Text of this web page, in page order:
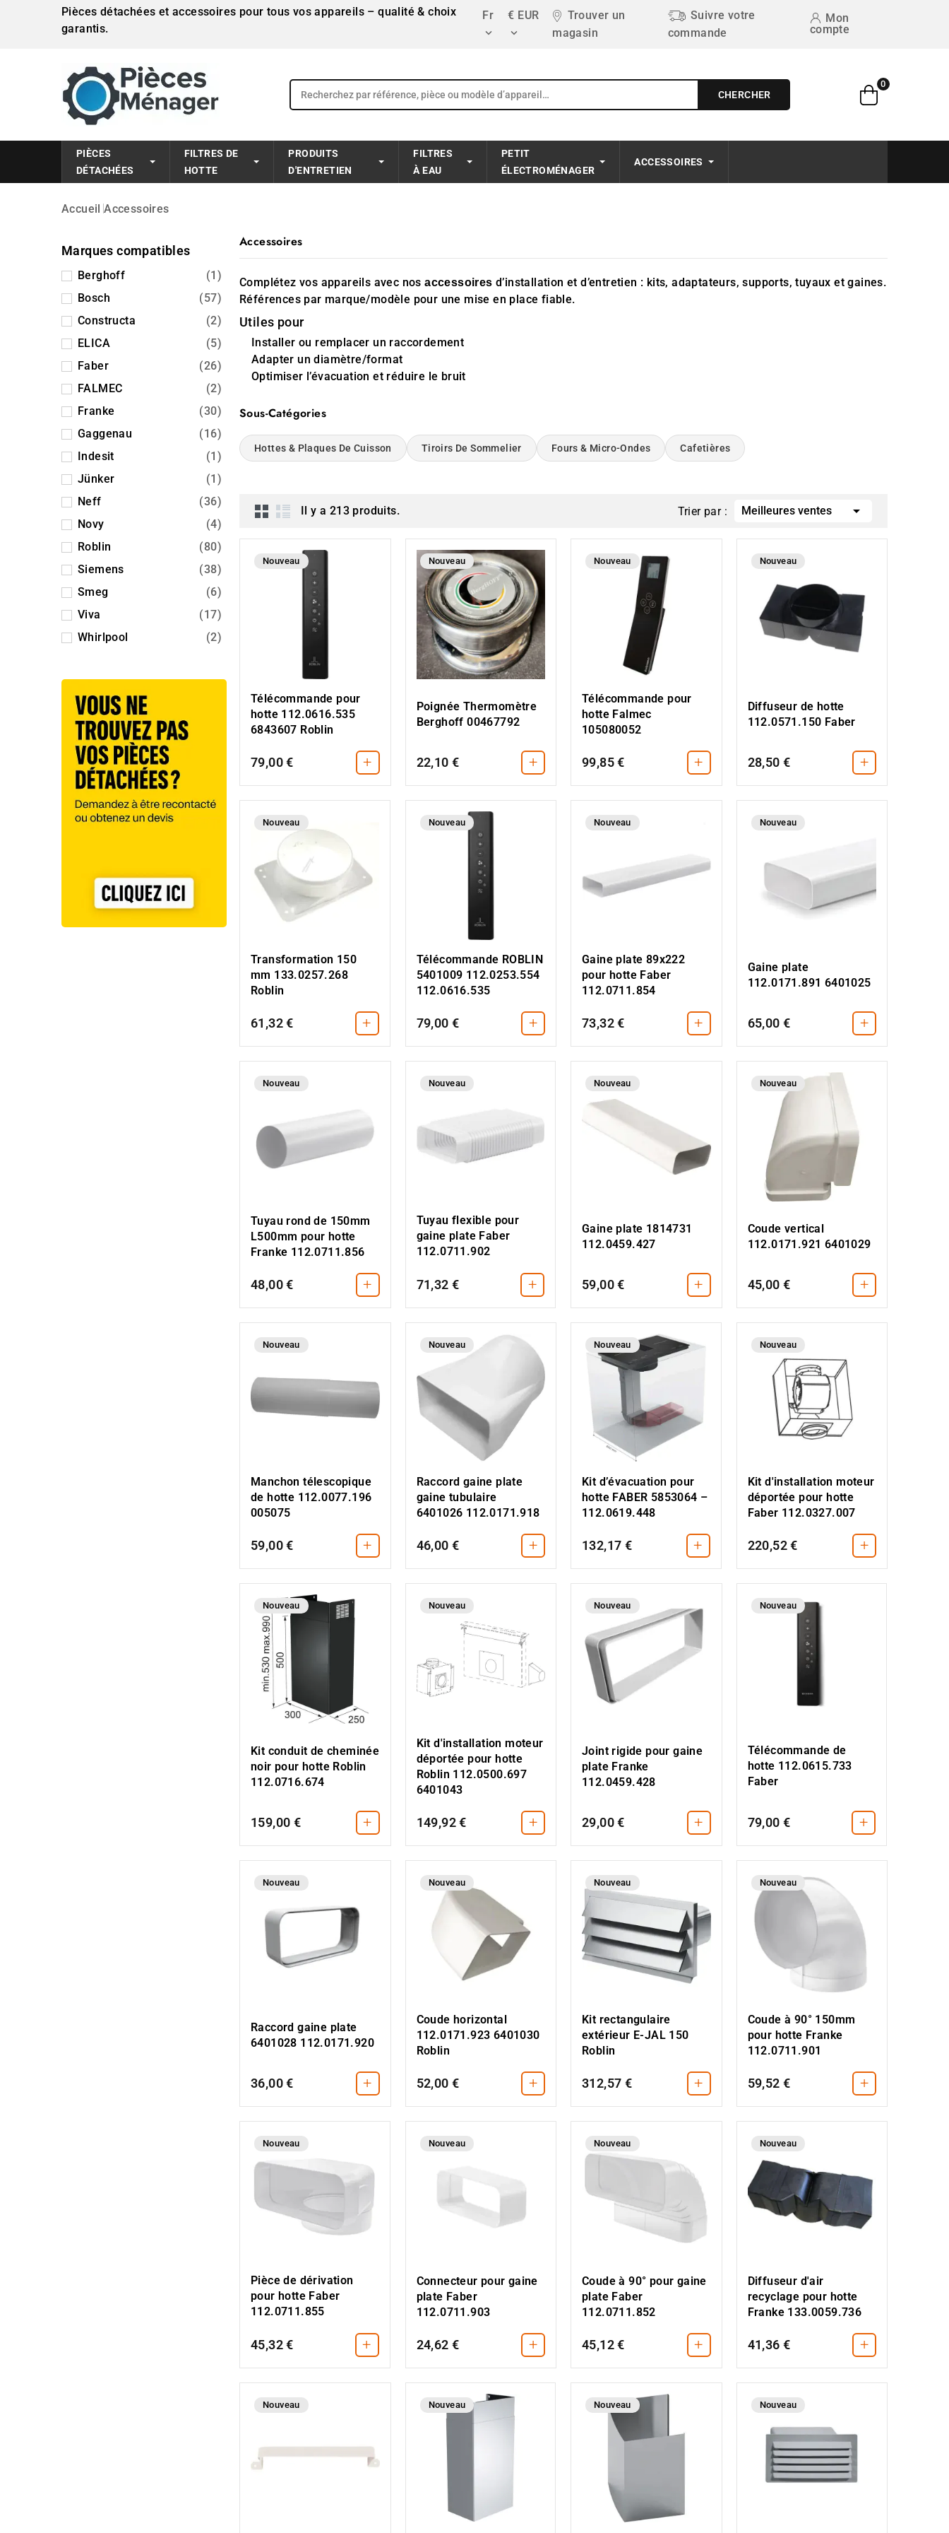
Pièces détachées et accessoires pour tous vos appareils – qualité & choix
garantis.
Fr

€ EUR

Trouver un
magasin
Suivre votre
commande
Mon
compte
CHERCHER
0
PIÈCES
DÉTACHÉES
FILTRES DE
HOTTE
PRODUITS
D'ENTRETIEN
FILTRES
À EAU
PETIT
ÉLECTROMÉNAGER
ACCESSOIRES
Accueil Accessoires
Marques compatibles
Berghoff
(1)
Bosch
(57)
Constructa
(2)
ELICA
(5)
Faber
(26)
FALMEC
(2)
Franke
(30)
Gaggenau
(16)
Indesit
(1)
Jünker
(1)
Neff
(36)
Novy
(4)
Roblin
(80)
Siemens
(38)
Smeg
(6)
Viva
(17)
Whirlpool
(2)
Accessoires
Complétez vos appareils avec nosaccessoires d’installation et d’entretien : kits, adaptateurs, supports, tuyaux et gaines.
Références par marque/modèle pour une mise en place fiable.
Utiles pour
Installer ou remplacer un raccordement
Adapter un diamètre/format
Optimiser l’évacuation et réduire le bruit
Sous-Catégories
Hottes & Plaques De Cuisson Tiroirs De Sommelier Fours & Micro-Ondes Cafetières
Il y a 213 produits. Trier par : Meilleures ventes 
Nouveau
Télécommande pour
hotte 112.0616.535
6843607 Roblin
79,00 € +
Nouveau
Poignée Thermomètre
Berghoff 00467792
22,10 € +
Nouveau
Télécommande pour
hotte Falmec
105080052
99,85 € +
Nouveau
Diffuseur de hotte
112.0571.150 Faber
28,50 € +
Nouveau
Transformation 150
mm 133.0257.268
Roblin
61,32 € +
Nouveau
Télécommande ROBLIN
5401009 112.0253.554
112.0616.535
79,00 € +
Nouveau
Gaine plate 89x222
pour hotte Faber
112.0711.854
73,32 € +
Nouveau
Gaine plate
112.0171.891 6401025
65,00 € +
Nouveau
Tuyau rond de 150mm
L500mm pour hotte
Franke 112.0711.856
48,00 € +
Nouveau
Tuyau flexible pour
gaine plate Faber
112.0711.902
71,32 € +
Nouveau
Gaine plate 1814731
112.0459.427
59,00 € +
Nouveau
Coude vertical
112.0171.921 6401029
45,00 € +
Nouveau
Manchon télescopique
de hotte 112.0077.196
005075
59,00 € +
Nouveau
Raccord gaine plate
gaine tubulaire
6401026 112.0171.918
46,00 € +
Nouveau
Kit d’évacuation pour
hotte FABER 5853064 –
112.0619.448
132,17 € +
Nouveau
Kit d'installation moteur
déportée pour hotte
Faber 112.0327.007
220,52 € +
Nouveau
Kit conduit de cheminée
noir pour hotte Roblin
112.0716.674
159,00 € +
Nouveau
Kit d'installation moteur
déportée pour hotte
Roblin 112.0500.697
6401043
149,92 € +
Nouveau
Joint rigide pour gaine
plate Franke
112.0459.428
29,00 € +
Nouveau
Télécommande de
hotte 112.0615.733
Faber
79,00 € +
Nouveau
Raccord gaine plate
6401028 112.0171.920
36,00 € +
Nouveau
Coude horizontal
112.0171.923 6401030
Roblin
52,00 € +
Nouveau
Kit rectangulaire
extérieur E-JAL 150
Roblin
312,57 € +
Nouveau
Coude à 90° 150mm
pour hotte Franke
112.0711.901
59,52 € +
Nouveau
Pièce de dérivation
pour hotte Faber
112.0711.855
45,32 € +
Nouveau
Connecteur pour gaine
plate Faber
112.0711.903
24,62 € +
Nouveau
Coude à 90° pour gaine
plate Faber
112.0711.852
45,12 € +
Nouveau
Diffuseur d'air
recyclage pour hotte
Franke 133.0059.736
41,36 € +
Nouveau Nouveau Nouveau Nouveau